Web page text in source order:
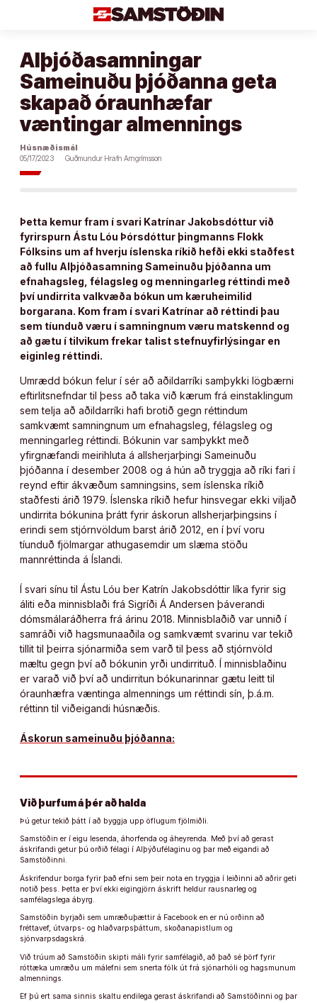
Alþjóðasamningar
Sameinuðu þjóðanna geta
skapað óraunhæfar
væntingar almennings
Húsnæðismál
05/17/2023
Guðmundur Hrafn Arngrímsson
Þetta kemur fram í svari Katrínar Jakobsdóttur við
fyrirspurn Ástu Lóu Þórsdóttur þingmanns Flokk
Fólksins um af hverju íslenska ríkið hefði ekki staðfest
að fullu Alþjóðasamning Sameinuðu þjóðanna um
efnahagsleg, félagsleg og menningarleg réttindi með
því undirrita valkvæða bókun um kæruheimilid
borgarana. Kom fram í svari Katrínar að réttindi þau
sem tíunduð væru í samningnum væru matskennd og
að gætu í tilvikum frekar talist stefnuyfirlýsingar en
eiginleg réttindi.
Umrædd bókun felur í sér að aðildarríki samþykki lögbærni
eftirlitsnefndar til þess að taka við kærum frá einstaklingum
sem telja að aðildarríki hafi brotið gegn réttindum
samkvæmt samningnum um efnahagsleg, félagsleg og
menningarleg réttindi. Bókunin var samþykkt með
yfirgnæfandi meirihluta á allsherjarþingi Sameinuðu
þjóðanna í desember 2008 og á hún að tryggja að ríki fari í
reynd eftir ákvæðum samningsins, sem íslenska ríkið
staðfesti árið 1979. Íslenska ríkið hefur hinsvegar ekki viljað
undirrita bókunina þrátt fyrir áskorun allsherjarþingsins í
erindi sem stjórnvöldum barst árið 2012, en í því voru
tíunduð fjölmargar athugasemdir um slæma stöðu
mannréttinda á Íslandi.
Í svari sínu til Ástu Lóu ber Katrín Jakobsdóttir líka fyrir sig
áliti eða minnisblaði frá Sigríði Á Andersen þáverandi
dómsmálaráðherra frá árinu 2018. Minnisblaðið var unnið í
samráði við hagsmunaaðila og samkvæmt svarinu var tekið
tillit til þeirra sjónarmiða sem varð til þess að stjórnvöld
mæltu gegn því að bókunin yrði undirrituð. Í minnisblaðinu
er varað við því að undirritun bókunarinnar gætu leitt til
óraunhæfra væntinga almennings um réttindi sín, þ.á.m.
réttinn til viðeigandi húsnæðis.
Áskorun sameinuðu þjóðanna:
Við þurfum á þér að halda
Þú getur tekið þátt í að byggja upp öflugum fjölmiðli.
Samstöðin er í eigu lesenda, áhorfenda og áheyrenda. Með því að gerast
áskrifandi getur þú orðið félagi í Alþýðufélaginu og þar með eigandi að
Samstöðinni.
Áskrifendur borga fyrir það efni sem þeir nota en tryggja í leiðinni að aðrir geti
notið þess. Þetta er því ekki eigingjörn áskrift heldur rausnarleg og
samfélagslega ábyrg.
Samstöðin byrjaði sem umræðuþættir á Facebook en er nú orðinn að
fréttavef, útvarps- og hlaðvarpsþáttum, skoðanapistlum og
sjónvarpsdagskrá.
Við trúum að Samstöðin skipti máli fyrir samfélagið, að það sé þörf fyrir
róttæka umræðu um málefni sem snerta fólk út frá sjónarhóli og hagsmunum
almennings.
Ef þú ert sama sinnis skaltu endilega gerast áskrifandi að Samstöðinni og þar